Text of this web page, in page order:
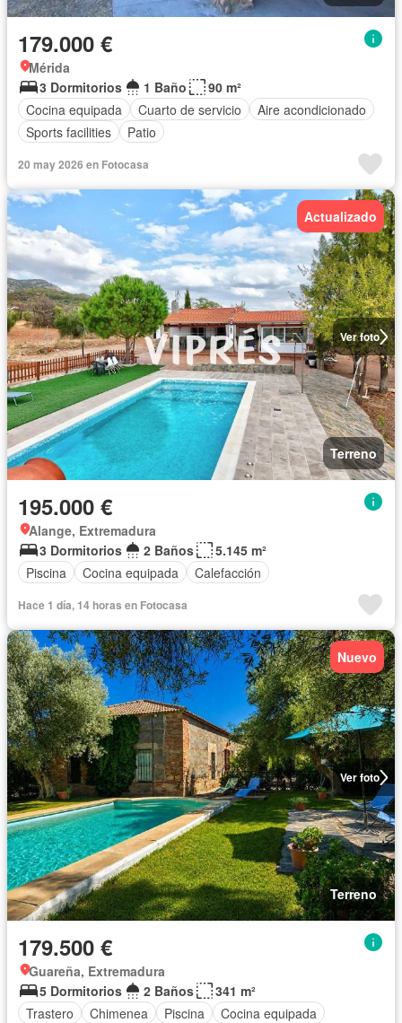
179.000 €
Mérida
3 Dormitorios
1 Baño
90 m²
Cocina equipada
Cuarto de servicio
Aire acondicionado
Sports facilities
Patio
20 may 2026 en Fotocasa
Ver foto
Actualizado
Terreno
195.000 €
Alange, Extremadura
3 Dormitorios
2 Baños
5.145 m²
Piscina
Cocina equipada Calefacción
Hace 1 día, 14 horas en Fotocasa
Ver foto
Nuevo
Terreno
179.500 €
Guareña, Extremadura
5 Dormitorios
2 Baños
341 m²
Trastero
Chimenea Piscina Cocina equipada